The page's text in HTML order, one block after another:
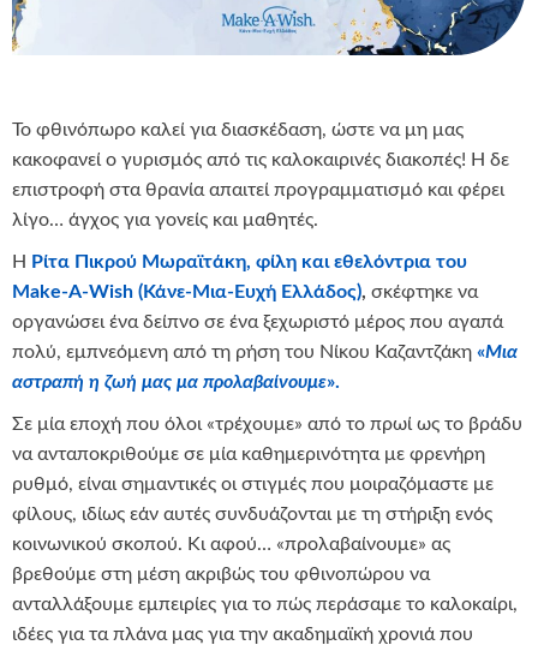
Το φθινόπωρο καλεί για διασκέδαση, ώστε να μη μας
κακοφανεί ο γυρισμός από τις καλοκαιρινές διακοπές! Η δε
επιστροφή στα θρανία απαιτεί προγραμματισμό και φέρει
λίγο… άγχος για γονείς και μαθητές.
Η Ρίτα Πικρού Μωραϊτάκη, φίλη και εθελόντρια του
Make-A-Wish (Κάνε-Μια-Ευχή Ελλάδος), σκέφτηκε να
οργανώσει ένα δείπνο σε ένα ξεχωριστό μέρος που αγαπά
πολύ, εμπνεόμενη από τη ρήση του Νίκου Καζαντζάκη «Μια
αστραπή η ζωή μας μα προλαβαίνουμε».
Σε μία εποχή που όλοι «τρέχουμε» από το πρωί ως το βράδυ
να ανταποκριθούμε σε μία καθημερινότητα με φρενήρη
ρυθμό, είναι σημαντικές οι στιγμές που μοιραζόμαστε με
φίλους, ιδίως εάν αυτές συνδυάζονται με τη στήριξη ενός
κοινωνικού σκοπού. Κι αφού… «προλαβαίνουμε» ας
βρεθούμε στη μέση ακριβώς του φθινοπώρου να
ανταλλάξουμε εμπειρίες για το πώς περάσαμε το καλοκαίρι,
ιδέες για τα πλάνα μας για την ακαδημαϊκή χρονιά που